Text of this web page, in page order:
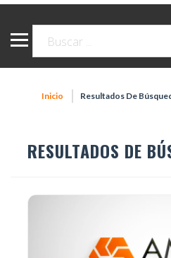
Inicio Resultados De
RESULTADOS DE